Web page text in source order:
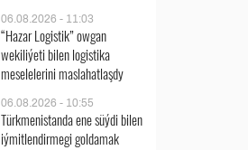
06.08.2026 - 11:03
“Hazar Logistik” owgan
wekiliýeti bilen logistika
meselelerini maslahatlaşdy
06.08.2026 - 10:55
Türkmenistanda ene süýdi bilen
iýmitlendirmegi goldamak